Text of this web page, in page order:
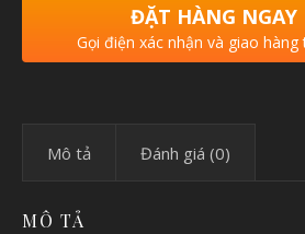
ĐẶT HÀNG NGAY
Gọi điện xác nhận và giao hàng
Mô tả Đánh giá (0)
MÔ TẢ